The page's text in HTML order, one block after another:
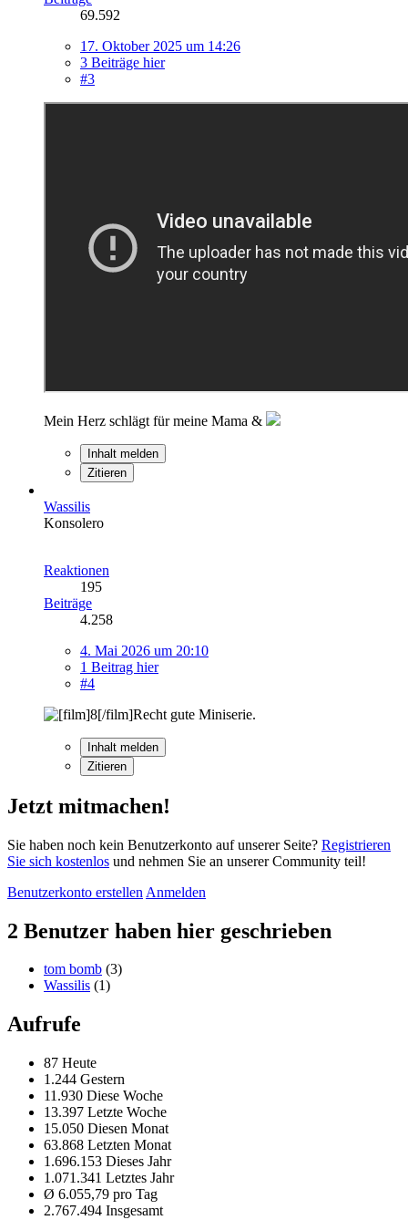
69.592
17. Oktober 2025 um 14:26
3 Beiträge hier
#3
Mein Herz schlägt für meine Mama &
Inhalt melden
Zitieren
Wassilis
Konsolero
Reaktionen
195
Beiträge
4.258
4. Mai 2026 um 20:10
1 Beitrag hier
#4
Recht gute Miniserie.
Inhalt melden
Zitieren
Jetzt mitmachen!
Sie haben noch kein Benutzerkonto auf unserer Seite? Registrieren
Sie sich kostenlos und nehmen Sie an unserer Community teil!
Benutzerkonto erstellen Anmelden
2 Benutzer haben hier geschrieben
tom bomb (3)
Wassilis (1)
Aufrufe
87 Heute
1.244 Gestern
11.930 Diese Woche
13.397 Letzte Woche
15.050 Diesen Monat
63.868 Letzten Monat
1.696.153 Dieses Jahr
1.071.341 Letztes Jahr
Ø 6.055,79 pro Tag
2.767.494 Insgesamt